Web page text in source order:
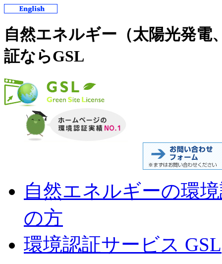
自然エネルギー（太陽光発電
証ならGSL
自然エネルギーの環
の方
環境認証サービス